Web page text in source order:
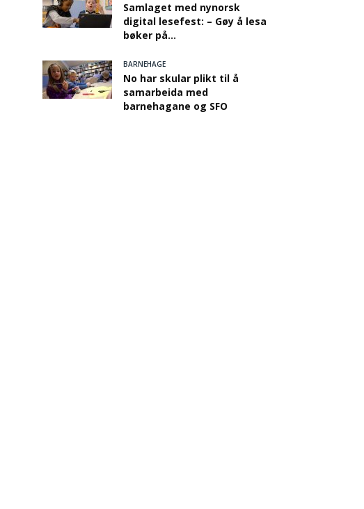
Samlaget med nynorsk
digital lesefest: – Gøy å lesa
bøker på...
BARNEHAGE
No har skular plikt til å
samarbeida med
barnehagane og SFO